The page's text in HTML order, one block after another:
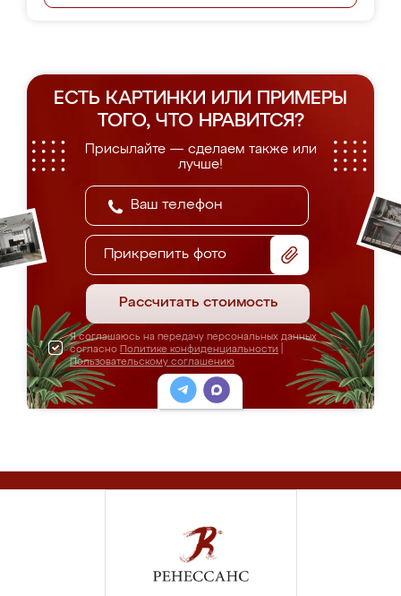
ЕСТЬ КАРТИНКИ ИЛИ ПРИМЕРЫ
ТОГО, ЧТО НРАВИТСЯ?
Присылайте — сделаем также или
лучше!
Прикрепить фото
Рассчитать стоимость
Я соглашаюсь на передачу персональных данных
согласно Политике конфиденциальности
Пользовательскому соглашению